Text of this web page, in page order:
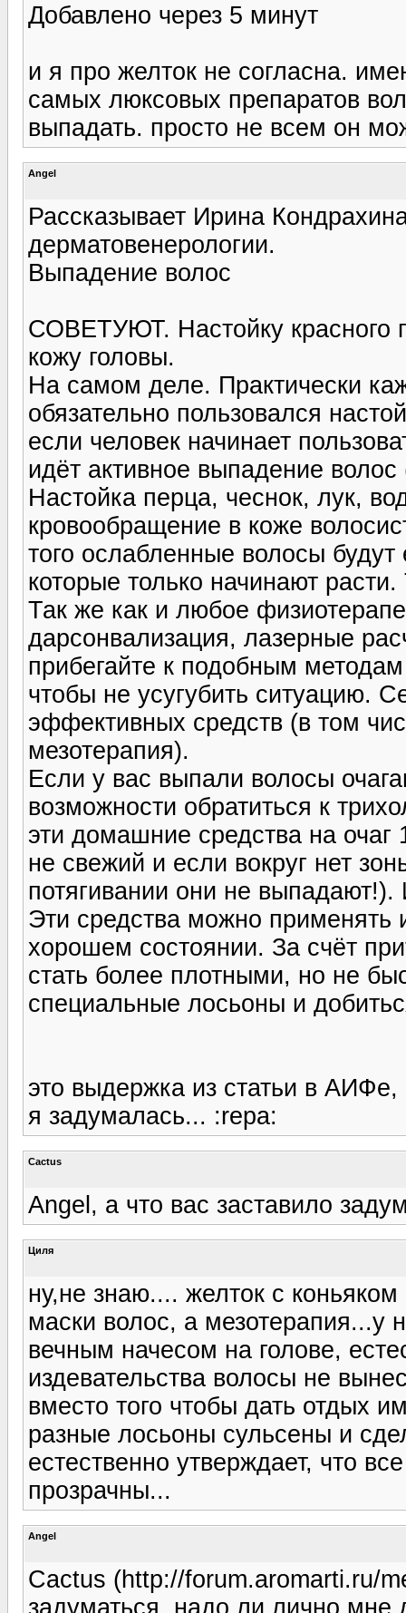
Добавлено через 5 минут
и я про желток не согласна.
самых люксовых препаратов
выпадать. просто не всем он
Angel
Рассказывает Ирина
дерматовенерологии.
Выпадение волос
СОВЕТУЮТ. Настойку красного
кожу головы.
На самом деле. Практически
обязательно пользовался
если человек начинает
идёт активное выпадение
Настойка перца, чеснок, лук,
кровообращение в коже
того ослабленные волосы
которые только начинают
Так же как и любое
дарсонвализация, лазерные
прибегайте к подобным
чтобы не усугубить ситуацию.
эффективных средств (в том
мезотерапия).
Если у вас выпали волосы
возможности обратиться к
эти домашние средства на
не свежий и если вокруг нет
потягивании они не
Эти средства можно
хорошем состоянии. За счёт
стать более плотными, но не
специальные лосьоны и
это выдержка из статьи в АИФе,
я задумалась... :repa:
Cactus
Angel, а что вас заставило
Циля
ну,не знаю.... желток с
маски волос, а мезотерапия...у
вечным начесом на голове,
издевательства волосы не
вместо того чтобы дать отдых
разные лосьоны сульсены и
естественно утверждает, что
прозрачны...
Angel
Cactus (http://forum.aromarti.ru/
задуматься, надо ли лично мне